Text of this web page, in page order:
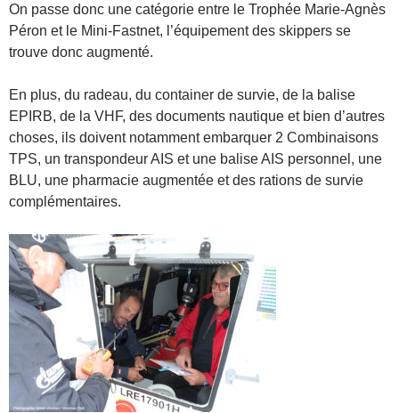
On passe donc une catégorie entre le Trophée Marie-Agnès
Péron et le Mini-Fastnet, l’équipement des skippers se
trouve donc augmenté.
En plus, du radeau, du container de survie, de la balise
EPIRB, de la VHF, des documents nautique et bien d’autres
choses, ils doivent notamment embarquer 2 Combinaisons
TPS, un transpondeur AIS et une balise AIS personnel, une
BLU, une pharmacie augmentée et des rations de survie
complémentaires.